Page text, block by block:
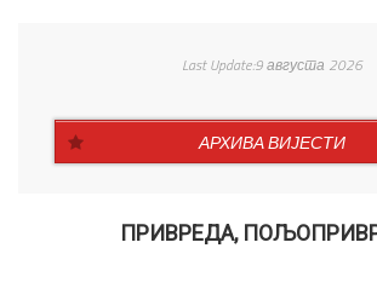
Last Update:9 августа 2026
АРХИВА ВИЈЕСТИ
ПРИВРЕДА,